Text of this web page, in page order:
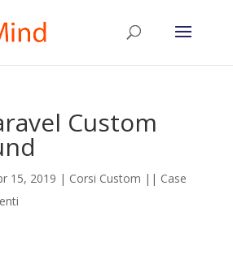
Custom
15, 2019 | Corsi Custom || Case